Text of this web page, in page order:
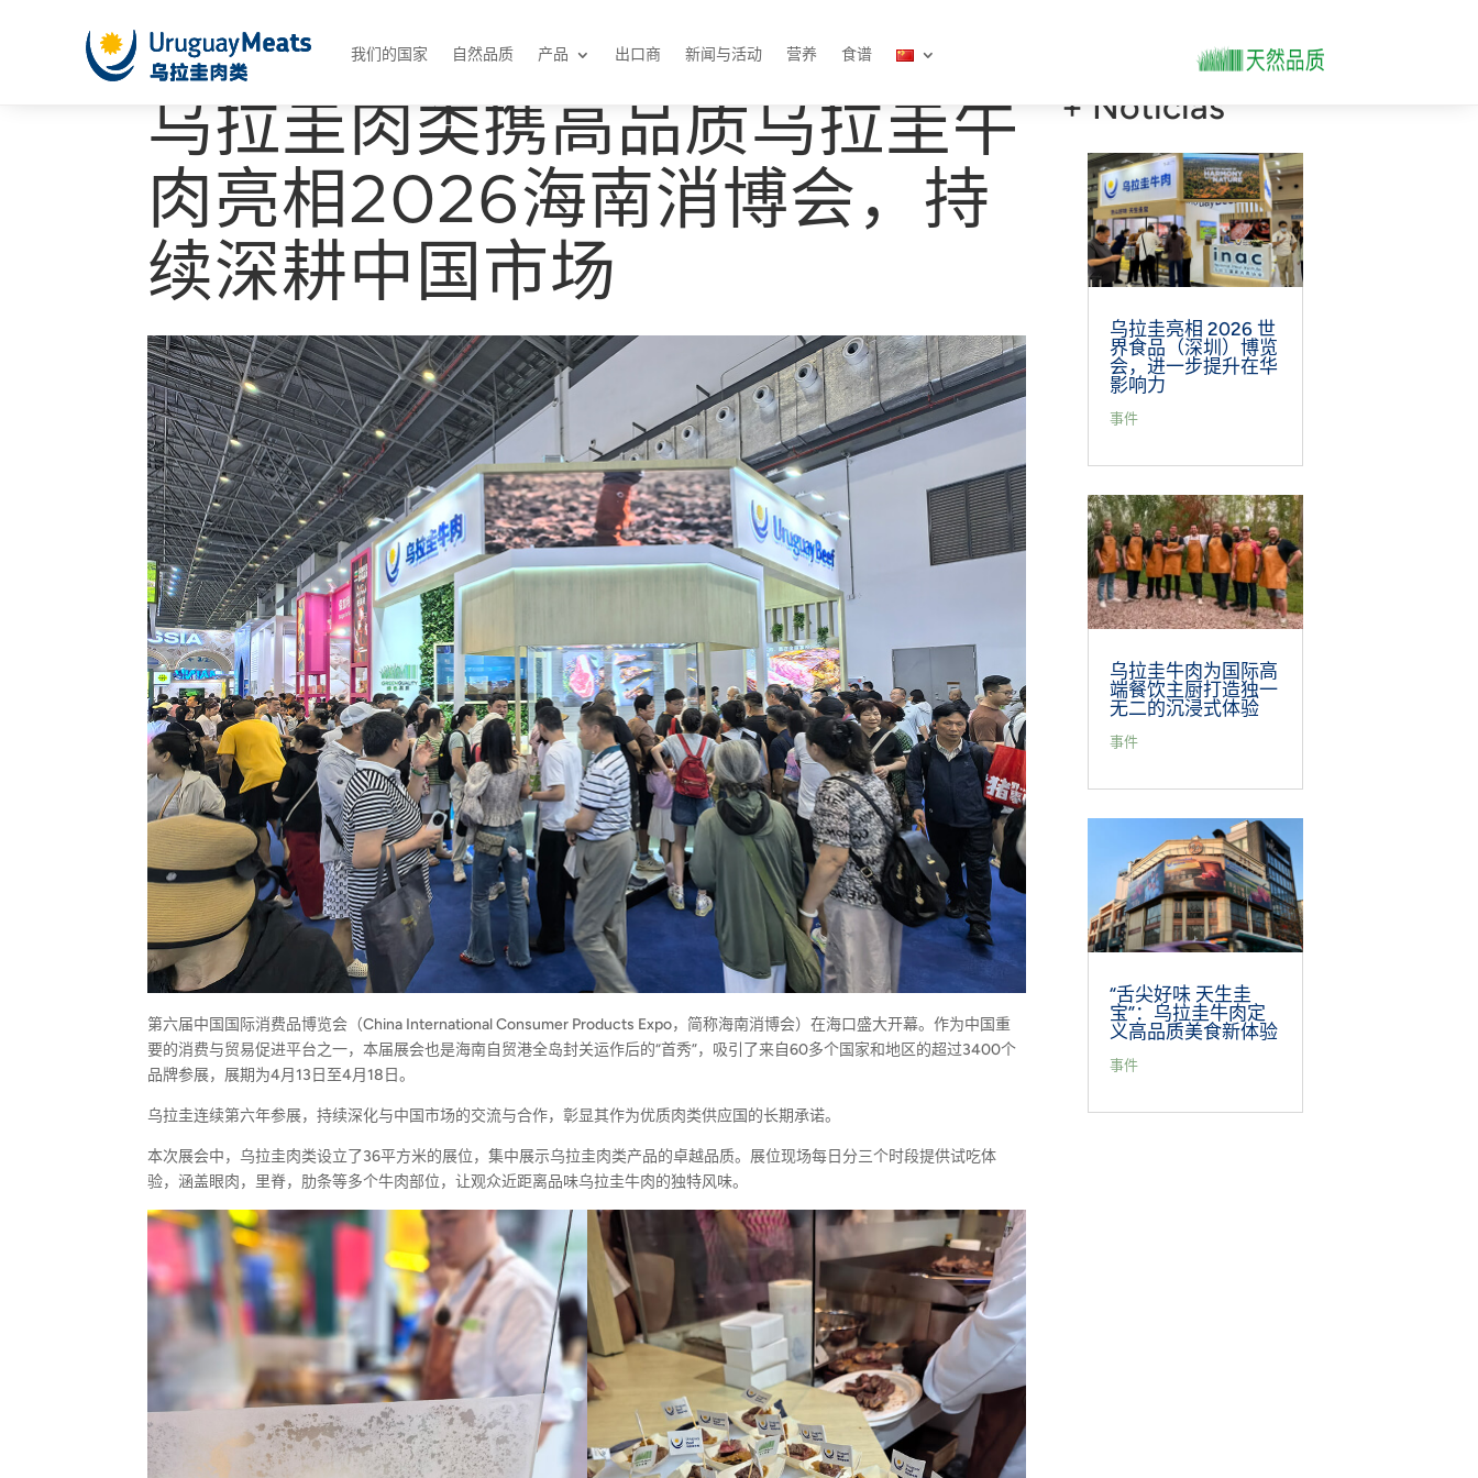
我们的国家 自然品质 产品 出口商 新闻与活动 营养 食谱
乌拉圭肉类携高品质乌拉圭牛
肉亮相2026海南消博会，持
续深耕中国市场
第六届中国国际消费品博览会（China International Consumer Products Expo，简称海南消博会）在海口盛大开幕。作为中国重
要的消费与贸易促进平台之一，本届展会也是海南自贸港全岛封关运作后的“首秀”，吸引了来自60多个国家和地区的超过3400个
品牌参展，展期为4月13日至4月18日。
乌拉圭连续第六年参展，持续深化与中国市场的交流与合作，彰显其作为优质肉类供应国的长期承诺。
本次展会中，乌拉圭肉类设立了36平方米的展位，集中展示乌拉圭肉类产品的卓越品质。展位现场每日分三个时段提供试吃体
验，涵盖眼肉，里脊，肋条等多个牛肉部位，让观众近距离品味乌拉圭牛肉的独特风味。
+ Noticias
乌拉圭亮相 2026 世
界食品（深圳）博览
会，进一步提升在华
影响力
事件
乌拉圭牛肉为国际高
端餐饮主厨打造独一
无二的沉浸式体验
事件
“舌尖好味 天生圭
宝”：乌拉圭牛肉定
义高品质美食新体验
事件